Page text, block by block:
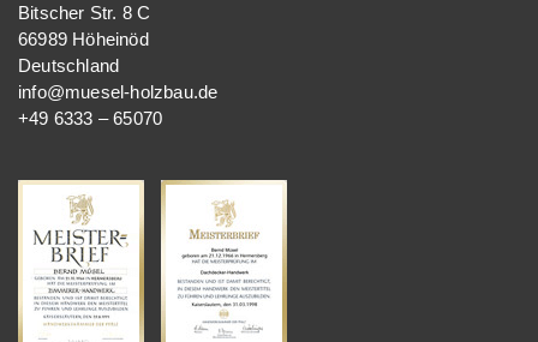
Bitscher Str. 8 C
66989 Höheinöd
Deutschland
info@muesel-holzbau.de
+49 6333 – 65070